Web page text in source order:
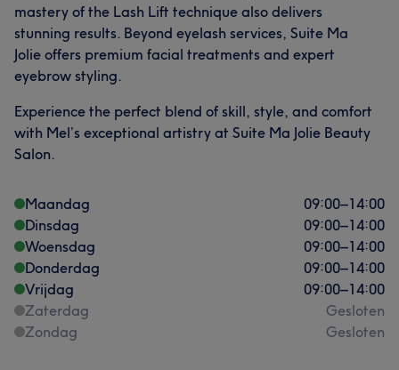
mastery of the Lash Lift technique also delivers
stunning results. Beyond eyelash services, Suite Ma
Jolie offers premium facial treatments and expert
eyebrow styling.
Experience the perfect blend of skill, style, and comfort
with Mel’s exceptional artistry at Suite Ma Jolie Beauty
Salon.
Maandag 09:00–14:00
Dinsdag
09:00–14:00
Woensdag
09:00–14:00
Donderdag
09:00–14:00
Vrijdag
09:00–14:00
Zaterdag
Gesloten
Zondag
Gesloten